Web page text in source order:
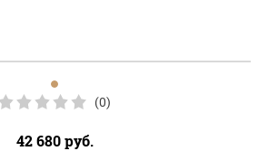
(0)
42 680руб.